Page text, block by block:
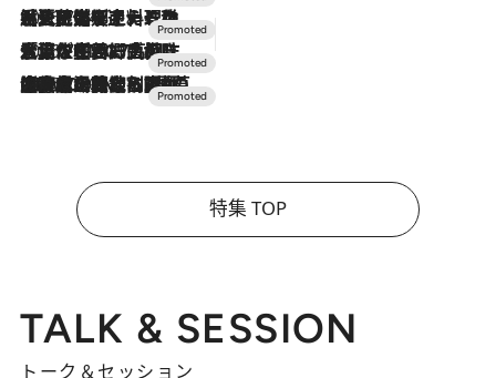
2026.7.24
【夏限定ディナーコース】旬を迎える稚鮎や花ズッキーニなどをイタリア・トスカーナの郷土料理の手法で満喫！
2026.7.17
「土佐和ハーブかき氷」がOMO7高知に登場！生姜、山椒、大葉など目にも舌にも涼を呼ぶ郷土の味
2026.7.10
NEW OPEN！【界 草津】名湯の地に誕生。趣の異なる2種の温泉と上州ならではの会席・蕎麦割烹など美食を味わう究極の癒やし旅
特集 TOP
TALK & SESSION
トーク＆セッション